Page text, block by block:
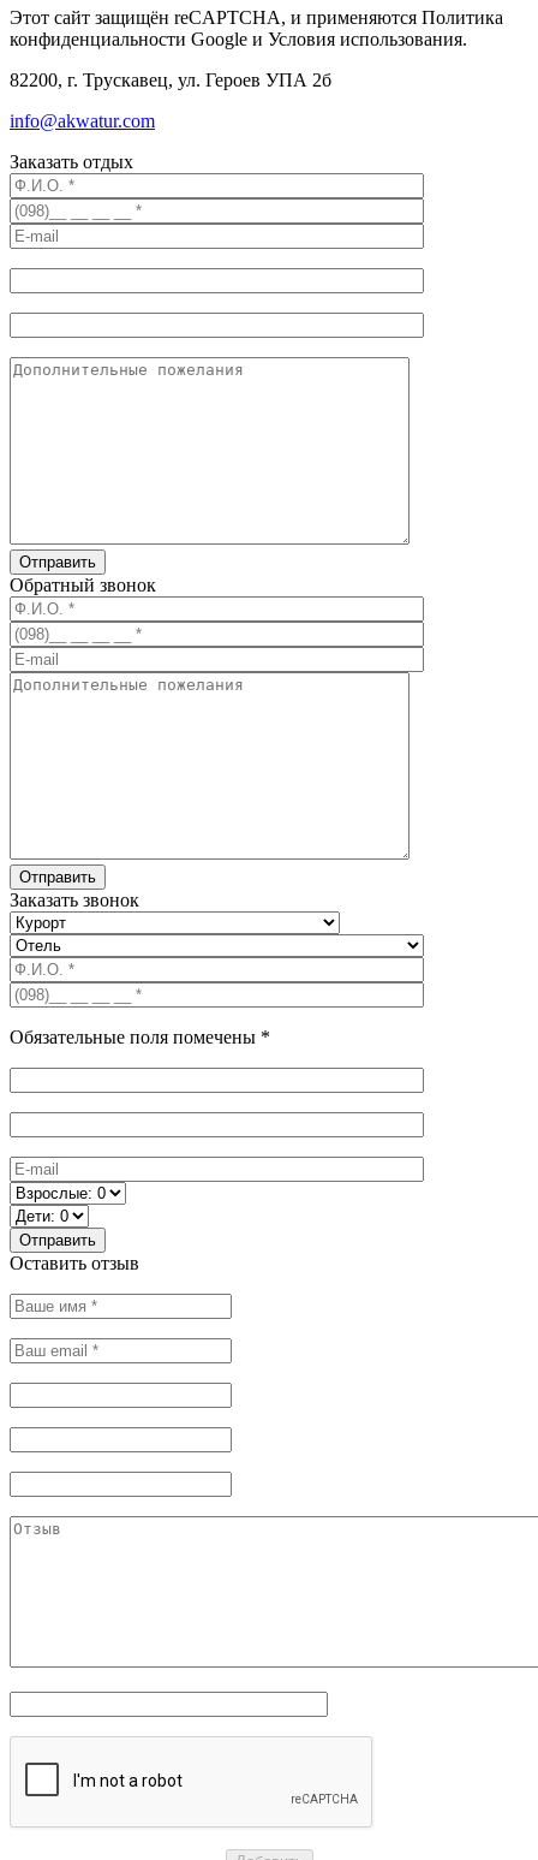
Этот сайт защищён reCAPTCHA, и применяются Политика
конфиденциальности Google и Условия использования.
82200, г. Трускавец, ул. Героев УПА 2б
info@akwatur.com
Заказать отдых
Обратный звонок
Заказать звонок
Обязательные поля помечены *
Оставить отзыв